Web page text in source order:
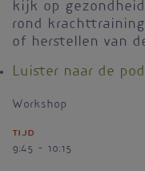
kijk op
rond
of herstellen van
Luister naar de
Workshop
Tijd
9:45 - 10:15